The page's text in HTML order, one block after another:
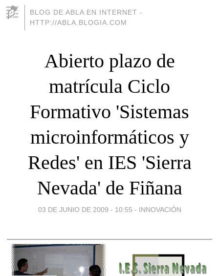
BLOG DE ABLA EN INTERNET -
HTTP://ABLA.BLOGIA.COM
Abierto plazo de
matrícula Ciclo
Formativo 'Sistemas
microinformáticos y
Redes' en IES 'Sierra
Nevada' de Fiñana
03 DE JUNIO DE 2009 - 10:55 - INNOVACIÓN